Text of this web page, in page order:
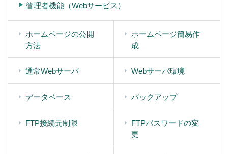
管理者機能（Webサービス）
ホームページの公開
方法
ホームページ簡易作
成
通常Webサーバ Webサーバ環境
データベース バックアップ
FTP接続元制限
FTPパスワードの変
更